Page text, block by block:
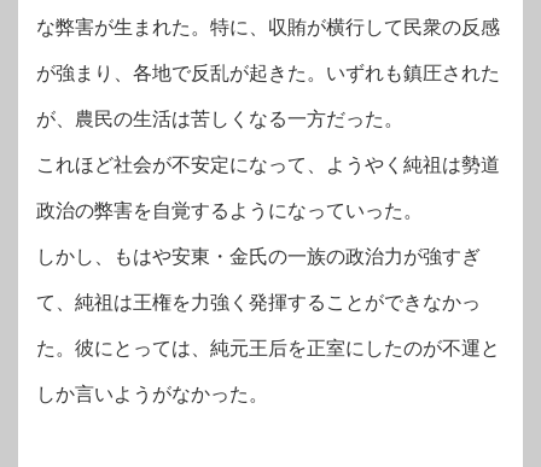
な弊害が生まれた。特に、収賄が横行して民衆の反感
が強まり、各地で反乱が起きた。いずれも鎮圧された
が、農民の生活は苦しくなる一方だった。
これほど社会が不安定になって、ようやく純祖は勢道
政治の弊害を自覚するようになっていった。
しかし、もはや安東・金氏の一族の政治力が強すぎ
て、純祖は王権を力強く発揮することができなかっ
た。彼にとっては、純元王后を正室にしたのが不運と
しか言いようがなかった。